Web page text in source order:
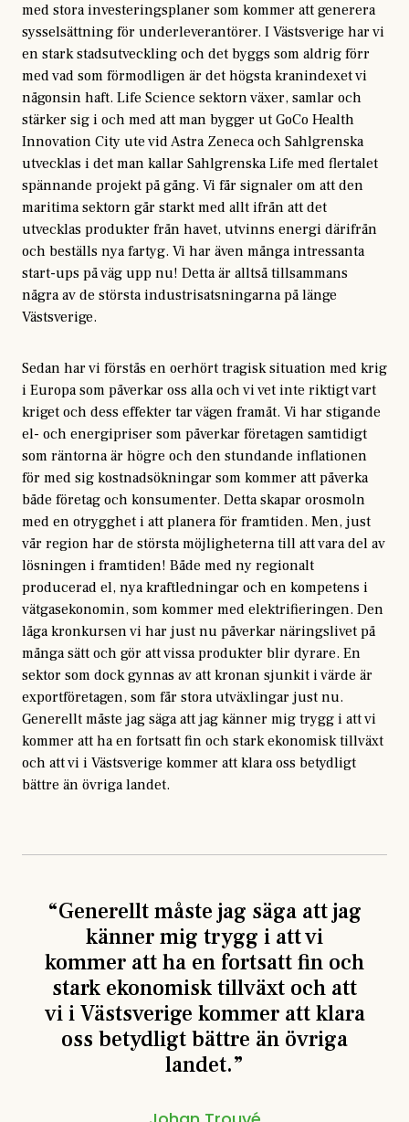
med stora investeringsplaner som kommer att generera
sysselsättning för underleverantörer. I Västsverige har vi
en stark stadsutveckling och det byggs som aldrig förr
med vad som förmodligen är det högsta kranindexet vi
någonsin haft. Life Science sektorn växer, samlar och
stärker sig i och med att man bygger ut GoCo Health
Innovation City ute vid Astra Zeneca och Sahlgrenska
utvecklas i det man kallar Sahlgrenska Life med flertalet
spännande projekt på gång. Vi får signaler om att den
maritima sektorn går starkt med allt ifrån att det
utvecklas produkter från havet, utvinns energi därifrån
och beställs nya fartyg. Vi har även många intressanta
start-ups på väg upp nu! Detta är alltså tillsammans
några av de största industrisatsningarna på länge
Västsverige.
Sedan har vi förstås en oerhört tragisk situation med krig
i Europa som påverkar oss alla och vi vet inte riktigt vart
kriget och dess effekter tar vägen framåt. Vi har stigande
el- och energipriser som påverkar företagen samtidigt
som räntorna är högre och den stundande inflationen
för med sig kostnadsökningar som kommer att påverka
både företag och konsumenter. Detta skapar orosmoln
med en otrygghet i att planera för framtiden. Men, just
vår region har de största möjligheterna till att vara del av
lösningen i framtiden! Både med ny regionalt
producerad el, nya kraftledningar och en kompetens i
vätgasekonomin, som kommer med elektrifieringen. Den
låga kronkursen vi har just nu påverkar näringslivet på
många sätt och gör att vissa produkter blir dyrare. En
sektor som dock gynnas av att kronan sjunkit i värde är
exportföretagen, som får stora utväxlingar just nu.
Generellt måste jag säga att jag känner mig trygg i att vi
kommer att ha en fortsatt fin och stark ekonomisk tillväxt
och att vi i Västsverige kommer att klara oss betydligt
bättre än övriga landet.
“Generellt måste jag säga att jag
känner mig trygg i att vi
kommer att ha en fortsatt fin och
stark ekonomisk tillväxt och att
vi i Västsverige kommer att klara
oss betydligt bättre än övriga
landet.”